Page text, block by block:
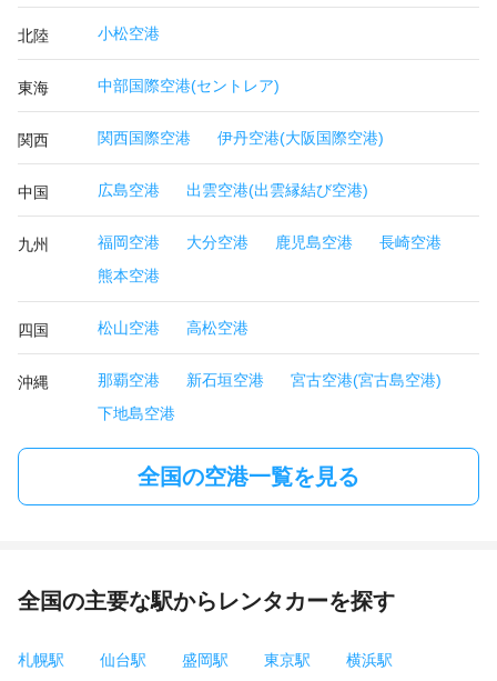
北陸 小松空港
東海 中部国際空港(セントレア)
関西 関西国際空港 伊丹空港(大阪国際空港)
中国 広島空港 出雲空港(出雲縁結び空港)
九州 福岡空港 大分空港 鹿児島空港
長崎空港
熊本空港
四国 松山空港 高松空港
沖縄 那覇空港 新石垣空港
宮古空港(宮古島空港)
下地島空港
全国の空港一覧を見る
全国の主要な駅からレンタカーを探す
札幌駅 仙台駅 盛岡駅 東京駅
横浜駅